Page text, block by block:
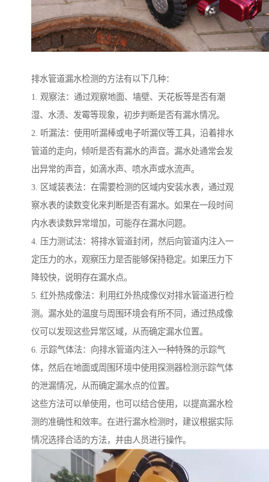
排水管道漏水检测的方法有以下几种：
1. 观察法：通过观察地面、墙壁、天花板等是否有潮
湿、水渍、发霉等现象，初步判断是否有漏水情况。
2. 听漏法：使用听漏棒或电子听漏仪等工具，沿着排水
管道的走向，倾听是否有漏水的声音。漏水处通常会发
出异常的声音，如滴水声、喷水声或水流声。
3. 区域装表法：在需要检测的区域内安装水表，通过观
察水表的读数变化来判断是否有漏水。如果在一段时间
内水表读数异常增加，可能存在漏水问题。
4. 压力测试法：将排水管道封闭，然后向管道内注入一
定压力的水，观察压力是否能够保持稳定。如果压力下
降较快，说明存在漏水点。
5. 红外热成像法：利用红外热成像仪对排水管道进行检
测。漏水处的温度与周围环境会有所不同，通过热成像
仪可以发现这些异常区域，从而确定漏水位置。
6. 示踪气体法：向排水管道内注入一种特殊的示踪气
体，然后在地面或周围环境中使用探测器检测示踪气体
的泄漏情况，从而确定漏水点的位置。
这些方法可以单使用，也可以结合使用，以提高漏水检
测的准确性和效率。在进行漏水检测时，建议根据实际
情况选择合适的方法，并由人员进行操作。